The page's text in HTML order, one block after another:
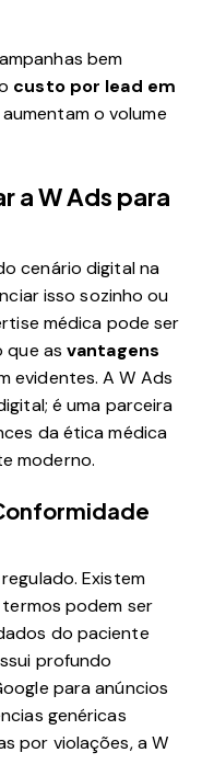
bem
custo por lead em
o volume
a W Ads para
cenário digital na
isso sozinho ou
médica pode ser
que asvantagens
evidentes. A W Ads
é uma parceira
da ética médica
moderno.
Existem
podem ser
do paciente
profundo
para anúncios
genéricas
por violações, a W